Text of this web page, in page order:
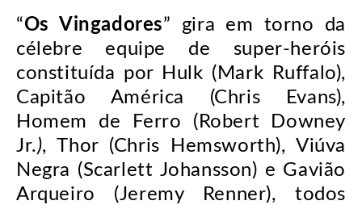
“Os Vingadores” gira em torno da
célebre equipe de super-heróis
constituída por Hulk (Mark Ruffalo),
Capitão América (Chris Evans),
Homem de Ferro (Robert Downey
Jr.), Thor (Chris Hemsworth), Viúva
Negra (Scarlett Johansson) e Gavião
Arqueiro (Jeremy Renner), todos